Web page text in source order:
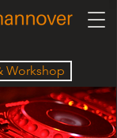
Workshop